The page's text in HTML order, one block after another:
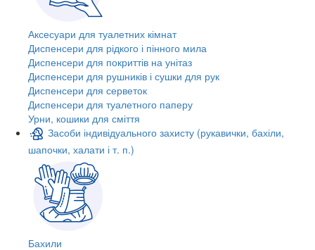
Аксесуари для туалетних кімнат
Диспенсери для рідкого і пінного мила
Диспенсери для покриттів на унітаз
Диспенсери для рушників і сушки для рук
Диспенсери для серветок
Диспенсери для туалетного паперу
Урни, кошики для сміття
Засоби індивідуального захисту (рукавички, бахіли,
шапочки, халати і т. п.)
Бахили